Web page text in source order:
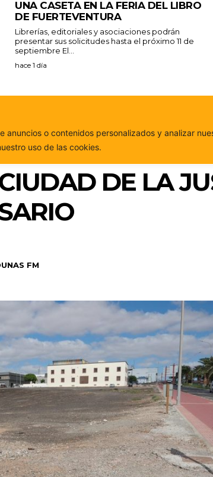
UNA CASETA EN LA FERIA DEL LIBRO
DE FUERTEVENTURA
Librerías, editoriales y asociaciones podrán
presentar sus solicitudes hasta el próximo 11 de
septiembre El...
hace 1 día